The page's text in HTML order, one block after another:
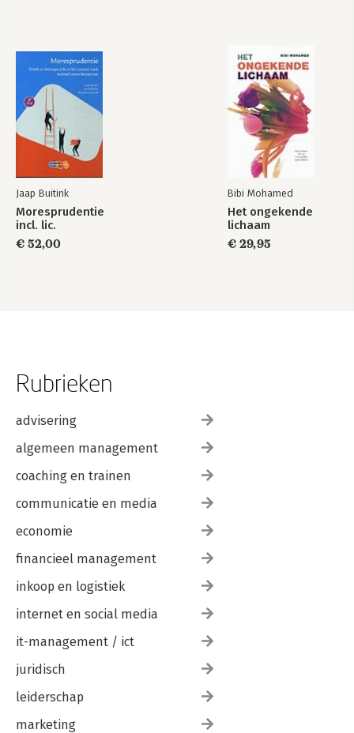
Jaap Buitink
Moresprudentie
incl. lic.
€ 52,00
Bibi Mohamed
Het ongekende
lichaam
€ 29,95
Rubrieken
advisering
algemeen management
coaching en trainen
communicatie en media
economie
financieel management
inkoop en logistiek
internet en social media
it-management / ict
juridisch
leiderschap
marketing